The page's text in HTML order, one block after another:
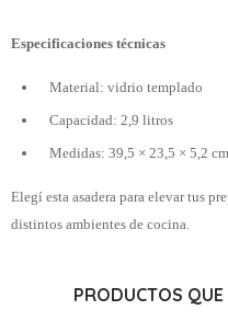
Especificaciones técnicas
Material: vidrio templado
Capacidad: 2,9 litros
Medidas: 39,5 × 23,5 × 5,2 cm
Elegí esta asadera para elevar tus
distintos ambientes de cocina.
PRODUCTOS QUE